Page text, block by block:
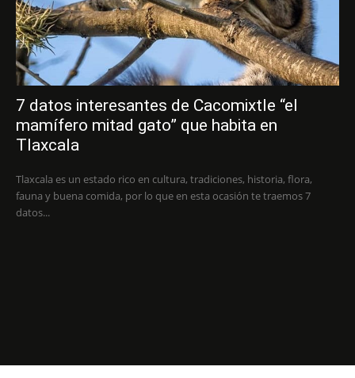
7 datos interesantes de Cacomixtle “el
mamífero mitad gato” que habita en
Tlaxcala
Tlaxcala es un estado rico en cultura, tradiciones, historia, flora,
fauna y buena comida, por lo que en esta ocasión te traemos 7
datos...